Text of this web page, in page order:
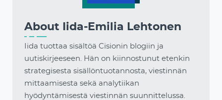
About Iida-Emilia Lehtonen
Iida tuottaa sisältöä Cisionin blogiin ja
uutiskirjeeseen. Hän on kiinnostunut etenkin
strategisesta sisällöntuotannosta, viestinnän
mittaamisesta sekä analytiikan
hyödyntämisestä viestinnän suunnittelussa.